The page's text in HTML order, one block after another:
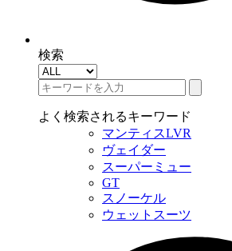
検索
よく検索されるキーワード
マンティスLVR
ヴェイダー
スーパーミュー
GT
スノーケル
ウェットスーツ